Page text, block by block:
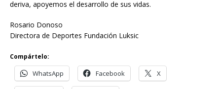
deriva, apoyemos el desarrollo de sus vidas.
Rosario Donoso
Directora de Deportes Fundación Luksic
Compártelo:
WhatsApp Facebook X